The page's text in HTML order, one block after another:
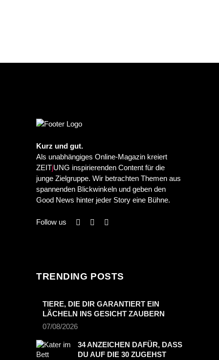
Kurz und gut.
Als unabhängiges Online-Magazin kreiert
ZEITjUNG inspirierenden Content für die
junge Zielgruppe. Wir betrachten Themen aus
spannenden Blickwinkeln und geben den
Good News hinter jeder Story eine Bühne.
Follow us
TRENDING POSTS
TIERE, DIE DIR GARANTIERT EIN
LÄCHELN INS GESICHT ZAUBERN
07/08/2026
34 ANZEICHEN DAFÜR, DASS
DU AUF DIE 30 ZUGEHST